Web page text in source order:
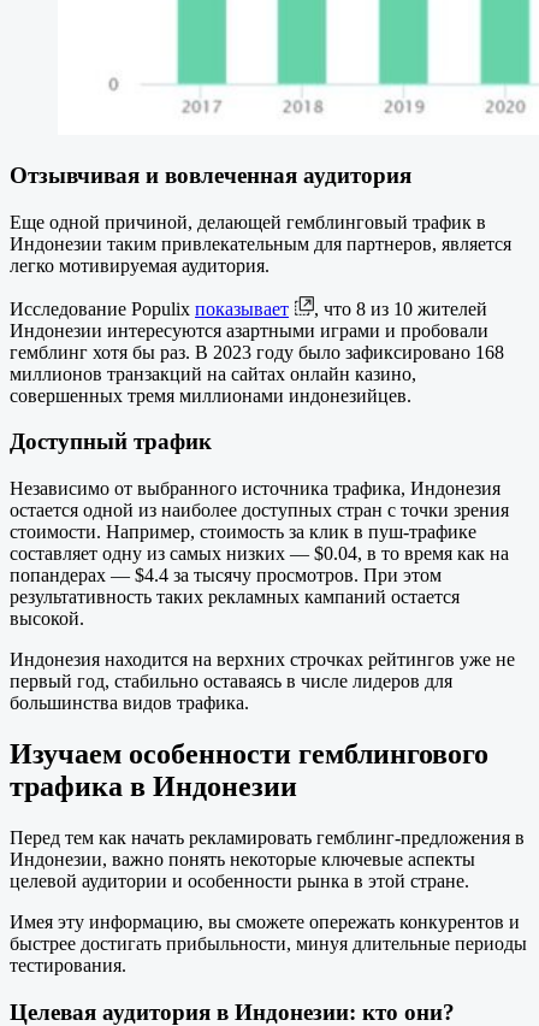
Отзывчивая и вовлеченная аудитория
Еще одной причиной, делающей гемблинговый трафик в
Индонезии таким привлекательным для партнеров, является
легко мотивируемая аудитория.
Исследование Populix показывает
, что 8 из 10 жителей
Индонезии интересуются азартными играми и пробовали
гемблинг хотя бы раз. В 2023 году было зафиксировано 168
миллионов транзакций на сайтах онлайн казино,
совершенных тремя миллионами индонезийцев.
Доступный трафик
Независимо от выбранного источника трафика, Индонезия
остается одной из наиболее доступных стран с точки зрения
стоимости. Например, стоимость за клик в пуш-трафике
составляет одну из самых низких — $0.04, в то время как на
попандерах — $4.4 за тысячу просмотров. При этом
результативность таких рекламных кампаний остается
высокой.
Индонезия находится на верхних строчках рейтингов уже не
первый год, стабильно оставаясь в числе лидеров для
большинства видов трафика.
Изучаем особенности гемблингового
трафика в Индонезии
Перед тем как начать рекламировать гемблинг-предложения в
Индонезии, важно понять некоторые ключевые аспекты
целевой аудитории и особенности рынка в этой стране.
Имея эту информацию, вы сможете опережать конкурентов и
быстрее достигать прибыльности, минуя длительные периоды
тестирования.
Целевая аудитория в Индонезии: кто они?